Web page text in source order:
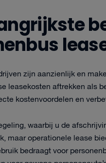
zijn aanzienlijk en
leasekosten aftrekken als
kostenvoordelen en
waarbij u de
maar operationele lease
bedraagt voor